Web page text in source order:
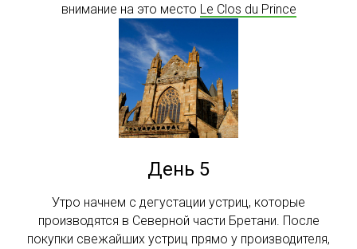
внимание на это место Le Clos du Prince
День 5
Утро начнем с дегустации устриц, которые
производятся в Северной части Бретани. После
покупки свежайших устриц прямо у производителя,